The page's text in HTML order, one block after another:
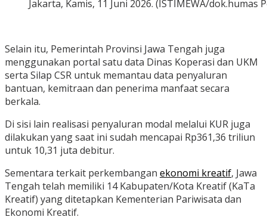
Jakarta, Kamis, 11 Juni 2026. (ISTIMEWA/dok.humas
Selain itu, Pemerintah Provinsi Jawa Tengah juga
menggunakan portal satu data Dinas Koperasi dan UKM
serta Silap CSR untuk memantau data penyaluran
bantuan, kemitraan dan penerima manfaat secara
berkala.
Di sisi lain realisasi penyaluran modal melalui KUR juga
dilakukan yang saat ini sudah mencapai Rp361,36 triliun
untuk 10,31 juta debitur.
Sementara terkait perkembangan ekonomi kreatif, Jawa
Tengah telah memiliki 14 Kabupaten/Kota Kreatif (KaTa
Kreatif) yang ditetapkan Kementerian Pariwisata dan
Ekonomi Kreatif.